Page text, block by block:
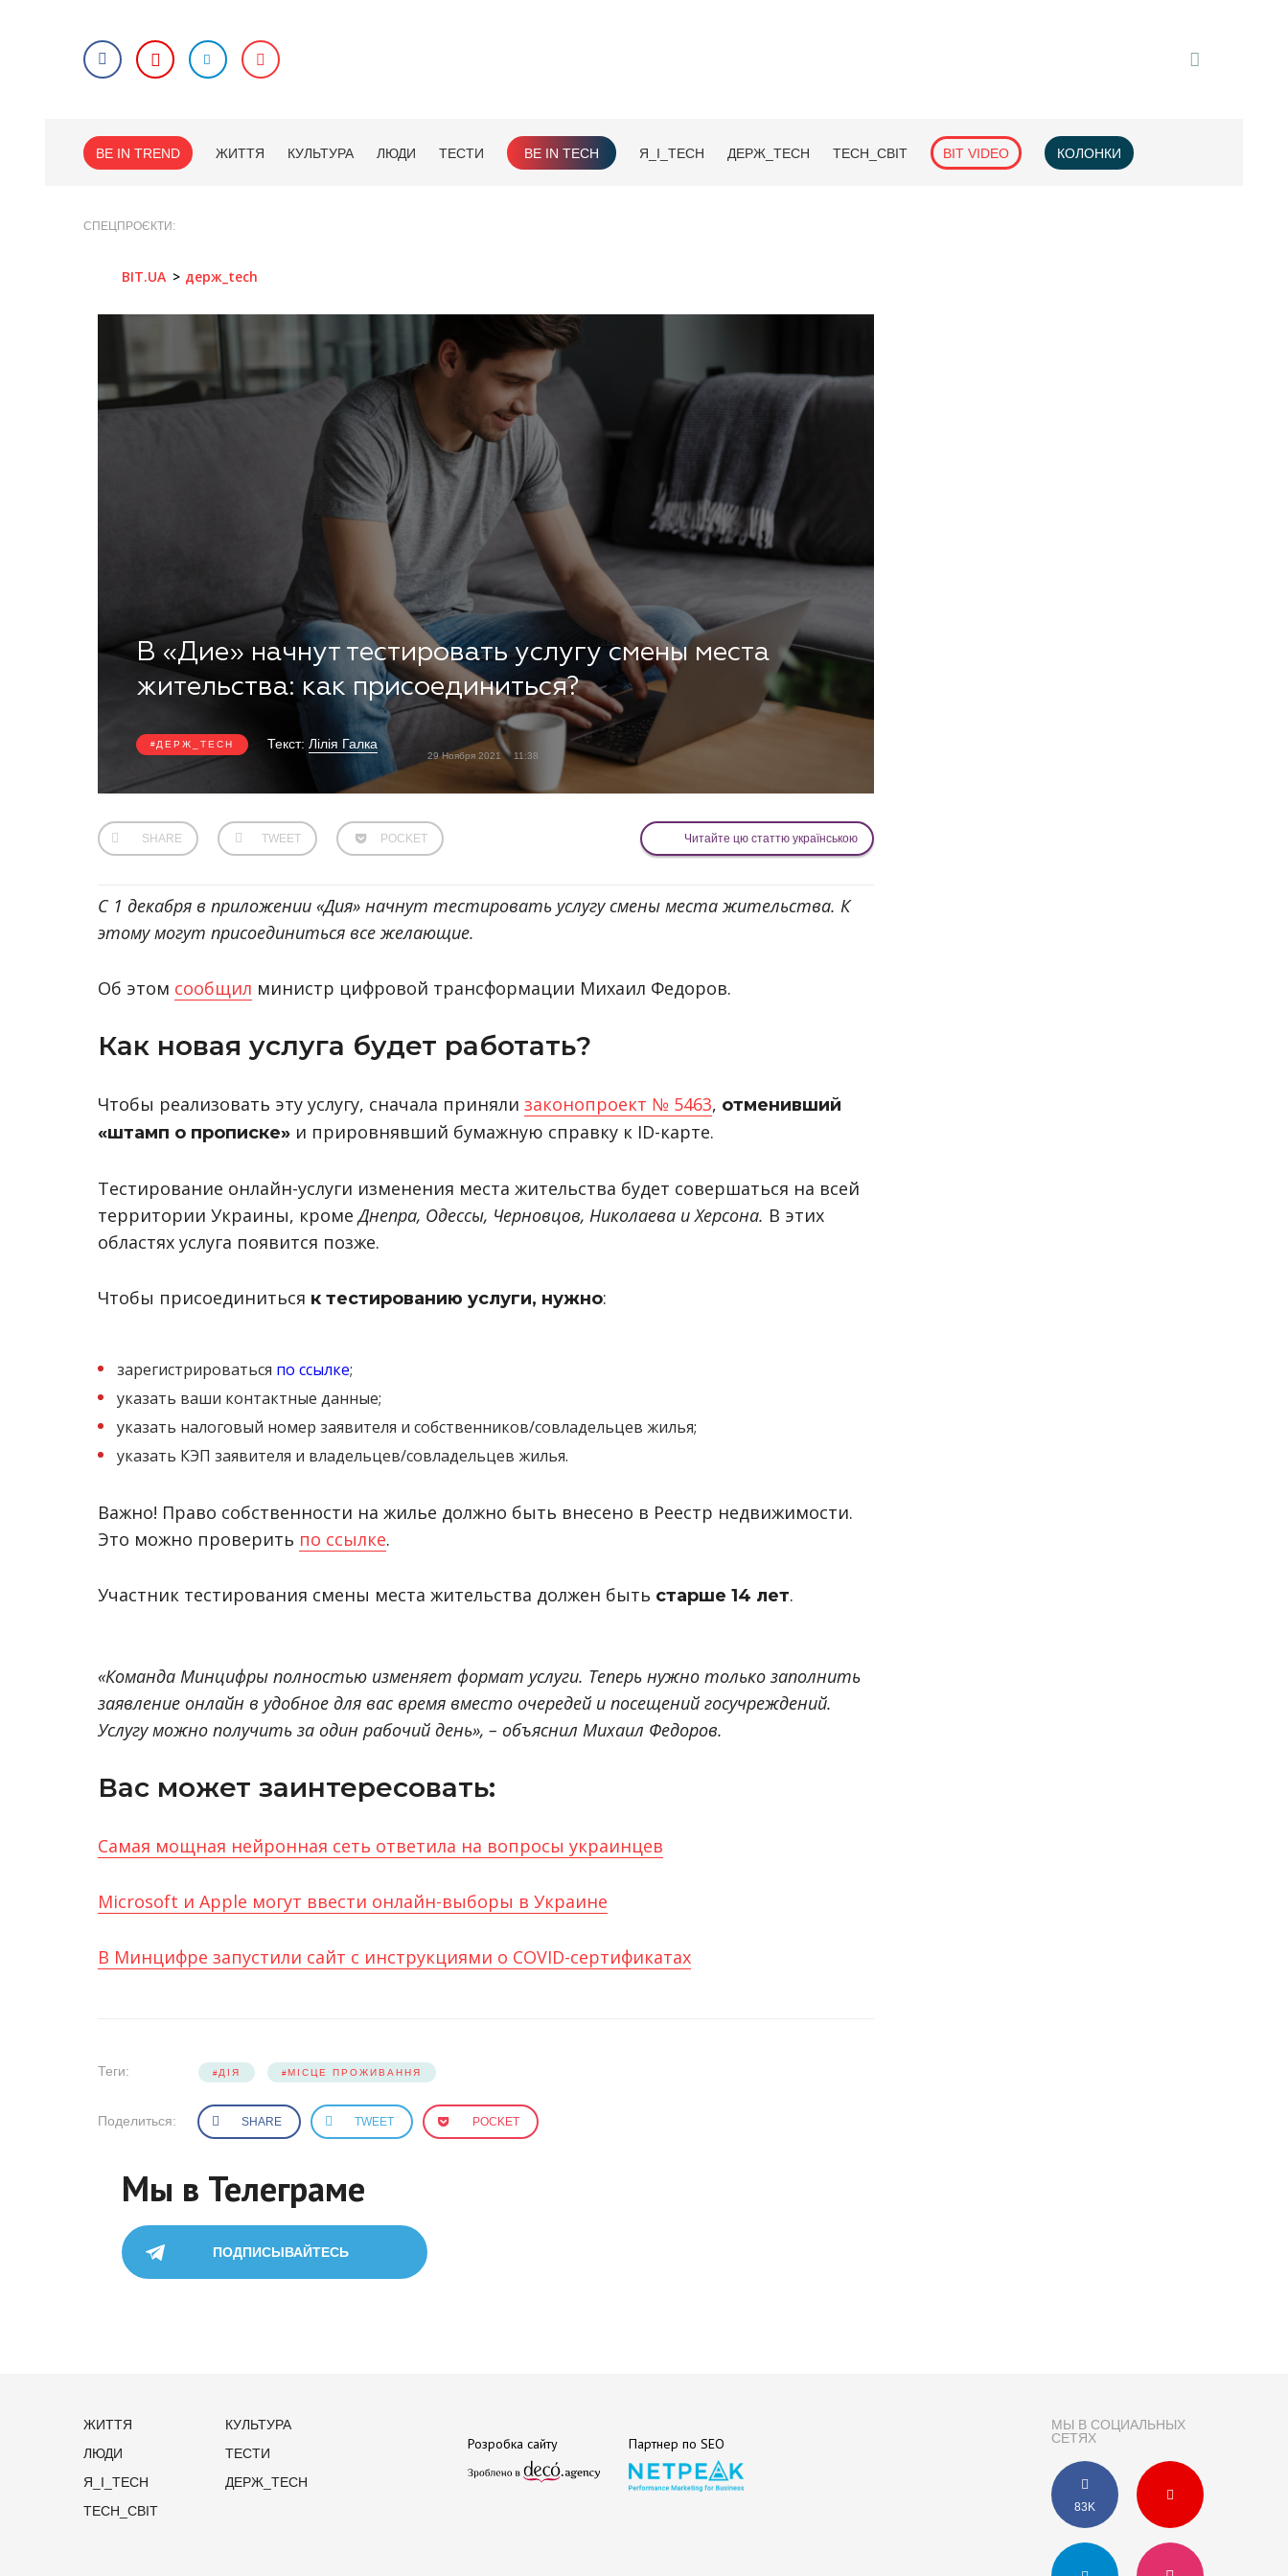
BE IN TREND ЖИТТЯ КУЛЬТУРА ЛЮДИ ТЕСТИ BE IN TECH Я_І_TECH ДЕРЖ_TECH TECH_СВІТ BIT VIDEO КОЛОНКИ
СПЕЦПРОЄКТИ
BIT.UA держ_tech
В «Дие» начнут тестировать услугу смены места
жительства: как присоединиться?
ДЕРЖ_TECH Текст: Лілія Галка
29 Ноября 2021 11:38
SHARE TWEET POCKET Читайте цю статтю українською
С 1 декабря в приложении «Дия» начнут тестировать услугу смены места жительства. К
этому могут присоединиться все желающие.
Об этом сообщил министр цифровой трансформации Михаил Федоров.
Как новая услуга будет работать?
Чтобы реализовать эту услугу, сначала приняли законопроект № 5463, отменивший
«штамп о прописке» и прировнявший бумажную справку к ID-карте.
Тестирование онлайн-услуги изменения места жительства будет совершаться на всей
территории Украины, кромеДнепра, Одессы, Черновцов, Николаева и Херсона. В этих
областях услуга появится позже.
Чтобы присоединиться к тестированию услуги, нужно:
зарегистрироваться по ссылке;
указать ваши контактные данные;
указать налоговый номер заявителя и собственников/совладельцев жилья;
указать КЭП заявителя и владельцев/совладельцев жилья.
Важно! Право собственности на жилье должно быть внесено в Реестр недвижимости.
Это можно проверить по ссылке.
Участник тестирования смены места жительства должен быть старше 14 лет.
«Команда Минцифры полностью изменяет формат услуги. Теперь нужно только заполнить
заявление онлайн в удобное для вас время вместо очередей и посещений госучреждений.
Услугу можно получить за один рабочий день», – объяснил Михаил Федоров.
Вас может заинтересовать:
Самая мощная нейронная сеть ответила на вопросы украинцев
Microsoft и Apple могут ввести онлайн-выборы в Украине
В Минцифре запустили сайт с инструкциями о COVID-сертификатах
Теги: ДІЯ МІСЦЕ ПРОЖИВАННЯ
Поделиться: SHARE TWEET POCKET
Мы в Телеграме
ПОДПИСЫВАЙТЕСЬ
ЖИТТЯ
КУЛЬТУРА
ЛЮДИ
ТЕСТИ
Я_І_TECH
ДЕРЖ_TECH
TECH_СВІТ
МЫ В СОЦИАЛЬНЫХ
СЕТЯХ
83K
Розробка сайту Партнер по SEO